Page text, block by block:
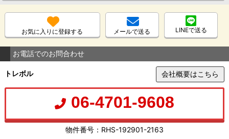
お気に入りに登録する メールで送る LINEで送る
お電話でのお問合わせ
トレボル 会社概要はこちら
06-4701-9608
物件番号：RHS-192901-2163